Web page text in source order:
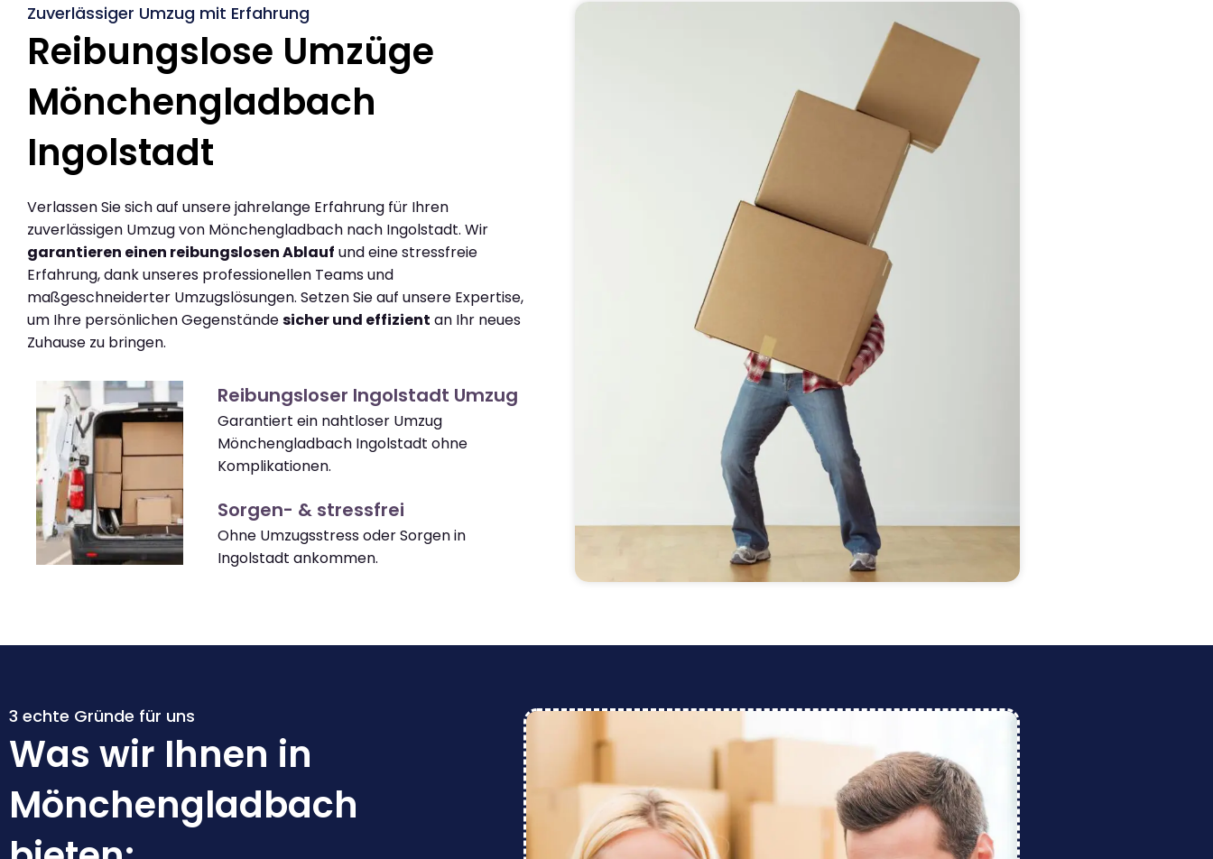
Zuverlässiger Umzug mit Erfahrung
Reibungslose Umzüge
Mönchengladbach
Ingolstadt
Verlassen Sie sich auf unsere jahrelange Erfahrung für Ihren
zuverlässigen Umzug von Mönchengladbach nach Ingolstadt. Wir
garantieren einen reibungslosen Ablauf und eine stressfreie
Erfahrung, dank unseres professionellen Teams und
maßgeschneiderter Umzugslösungen. Setzen Sie auf unsere Expertise,
um Ihre persönlichen Gegenständesicher und effizient an Ihr neues
Zuhause zu bringen.
Reibungsloser Ingolstadt Umzug
Garantiert ein nahtloser Umzug
Mönchengladbach Ingolstadt ohne
Komplikationen.
Sorgen- & stressfrei
Ohne Umzugsstress oder Sorgen in
Ingolstadt ankommen.
3 echte Gründe für uns
Was wir Ihnen in
Mönchengladbach